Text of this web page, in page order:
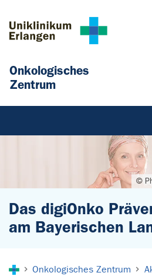
Onkologisches
Zentrum
©
Das digiOnko
am Bayerischen
Onkologisches Zentrum